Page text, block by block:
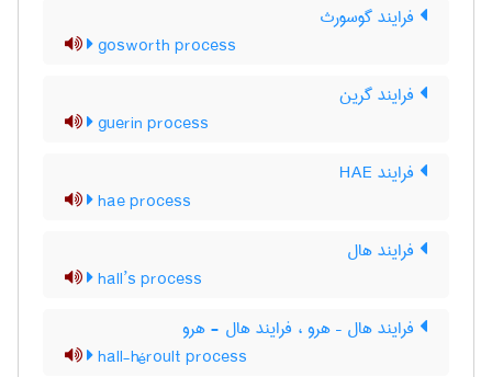
فرایند گوسورث
gosworth process
فرایند گرین
guerin process
فرایند HAE
hae process
فرایند هال
hall’s process
فرایند هال – هرو ، فرایند هال - هرو
hall-héroult process